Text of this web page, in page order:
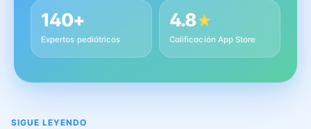
140+
Expertos pediátricos
4.8★
Calificación App Store
SIGUE LEYENDO